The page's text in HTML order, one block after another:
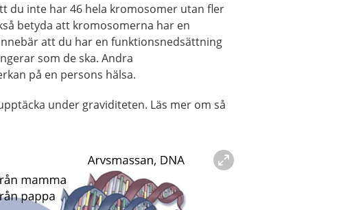
du inte har 46 hela kromosomer utan fler
betyda att kromosomerna har en
att du har en funktionsnedsättning
som de ska. Andra
på en persons hälsa.
under graviditeten. Läs mer om så